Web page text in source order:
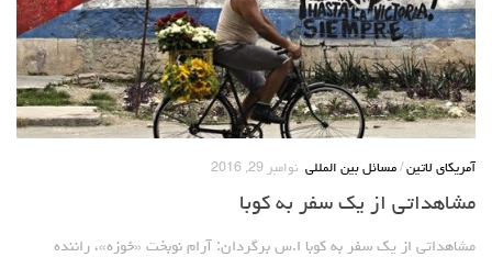
آمریکای لاتین / مسائل بین المللی نوامبر 29, 2016
مشاهداتی از یک سفر به کوبا
مشاهداتی از یک سفر به کوبا ا.س برگردان: آرام نوبخت «خوزه»، راننده